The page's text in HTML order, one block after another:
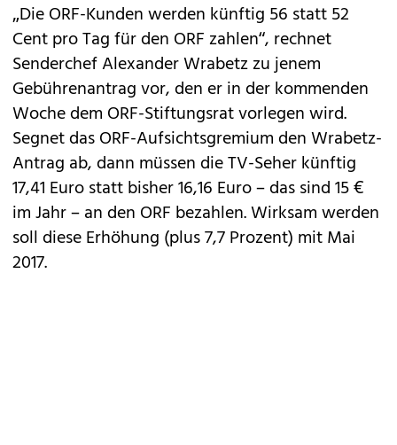
„Die ORF-Kunden werden künftig 56 statt 52
Cent pro Tag für den ORF zahlen“, rechnet
Senderchef Alexander Wrabetz zu jenem
Gebührenantrag vor, den er in der kommenden
Woche dem ORF-Stiftungsrat vorlegen wird.
Segnet das ORF-Aufsichtsgremium den Wrabetz-
Antrag ab, dann müssen die TV-Seher künftig
17,41 Euro statt bisher 16,16 Euro – das sind 15 €
im Jahr – an den ORF bezahlen. Wirksam werden
soll diese Erhöhung (plus 7,7 Prozent) mit Mai
2017.